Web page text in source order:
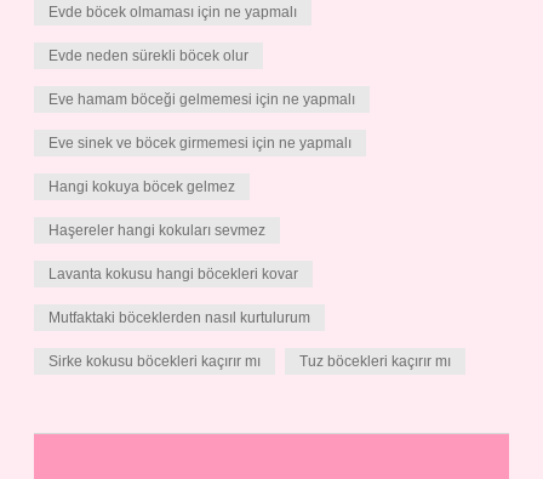
Evde böcek olmaması için ne yapmalı
Evde neden sürekli böcek olur
Eve hamam böceği gelmemesi için ne yapmalı
Eve sinek ve böcek girmemesi için ne yapmalı
Hangi kokuya böcek gelmez
Haşereler hangi kokuları sevmez
Lavanta kokusu hangi böcekleri kovar
Mutfaktaki böceklerden nasıl kurtulurum
Sirke kokusu böcekleri kaçırır mı Tuz böcekleri kaçırır mı